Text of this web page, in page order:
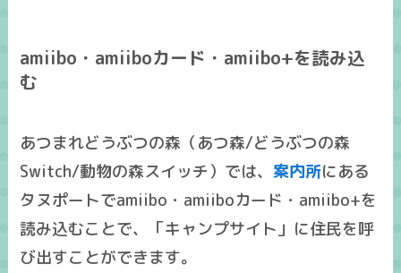
amiibo・amiiboカード・amiibo+を読み込
む
あつまれどうぶつの森（あつ森/どうぶつの森
Switch/動物の森スイッチ）では、 案内所にある
タヌポートでamiibo・amiiboカード・amiibo+を
読み込むことで、「キャンプサイト」に住民を呼
び出すことができます。